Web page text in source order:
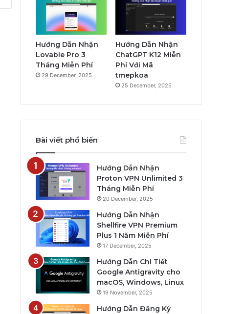
Hướng Dẫn Nhận
Lovable Pro 3
Tháng Miễn Phí
29 December, 2025
Hướng Dẫn Nhận
ChatGPT K12 Miễn
Phí Với Mã
tmepkoa
25 December, 2025
Bài viết phổ biến
Hướng Dẫn Nhận
Proton VPN Unlimited 3
Tháng Miễn Phí
20 December, 2025
Hướng Dẫn Nhận
Shellfire VPN Premium
Plus 1 Năm Miễn Phí
17 December, 2025
Hướng Dẫn Chi Tiết
Google Antigravity cho
macOS, Windows, Linux
19 November, 2025
Hướng Dẫn Đăng Ký